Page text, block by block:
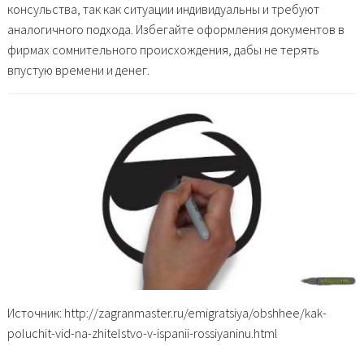
консульства, так как ситуации индивидуальны и требуют
аналогичного подхода. Избегайте оформления документов в
фирмах сомнительного происхождения, дабы не терять
впустую времени и денег.
Источник: http://zagranmaster.ru/emigratsiya/obshhee/kak-
poluchit-vid-na-zhitelstvo-v-ispanii-rossiyaninu.html